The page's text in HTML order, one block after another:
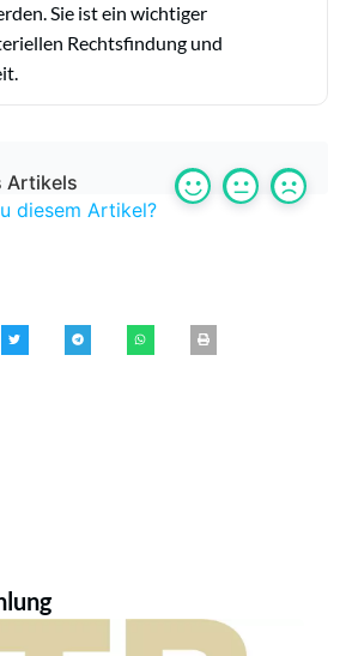
Sie ist ein wichtiger
Rechtsfindung und
Artikels
diesem Artikel?